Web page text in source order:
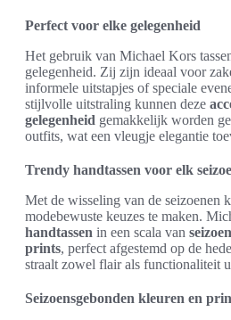
Perfect voor elke gelegenheid
Het gebruik van Michael Kors
gelegenheid. Zij zijn ideaal voor
informele uitstapjes of speciale
stijlvolle uitstraling kunnen deze
gelegenheid gemakkelijk worden
outfits, wat een vleugje elegantie
Trendy handtassen voor elk
Met de wisseling van de seizoenen
modebewuste keuzes te maken.
handtassen in een scala van
prints, perfect afgestemd op de
straalt zowel flair als functionaliteit
Seizoensgebonden kleuren en